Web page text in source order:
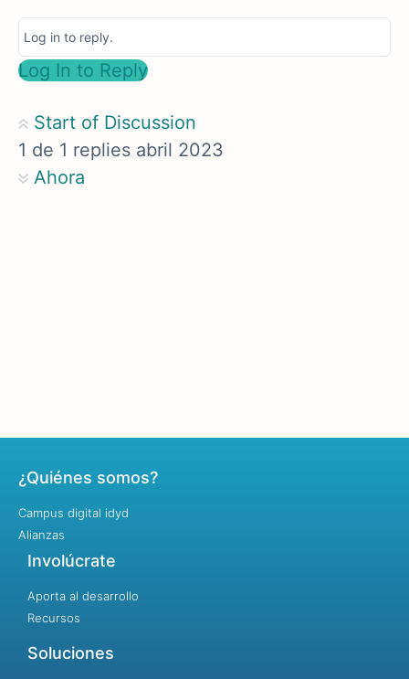
Log in to reply.
Log In to Reply
Start of Discussion
1 de 1 replies abril 2023
Ahora
¿Quiénes somos?
Campus digital idyd
Alianzas
Involúcrate
Aporta al desarrollo
Recursos
Soluciones